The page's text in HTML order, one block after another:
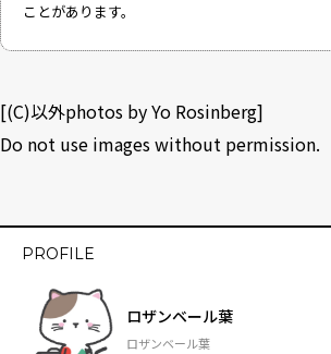
ことがあります。
[(C)以外photos by Yo Rosinberg]
Do not use images without permission.
PROFILE
ロザンベール葉
ロザンベール葉